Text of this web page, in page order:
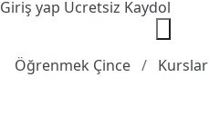
Giriş yap Ücretsiz Kaydol
Öğrenmek Çince Kurslar